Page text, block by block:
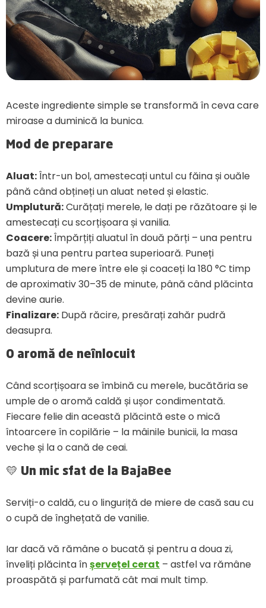
Aceste ingrediente simple se transformă în ceva care
miroase a duminică la bunica.
Mod de preparare
Aluat:Într-un bol, amestecați untul cu făina și ouăle
până când obțineți un aluat neted și elastic.
Umplutură:Curățați merele, le dați pe răzătoare și le
amestecați cu scorțișoara și vanilia.
Coacere:Împărțiți aluatul în două părți – una pentru
bază și una pentru partea superioară. Puneți
umplutura de mere între ele și coaceți la 180 °C timp
de aproximativ 30–35 de minute, până când plăcinta
devine aurie.
Finalizare: După răcire, presărați zahăr pudră
deasupra.
O aromă de neînlocuit
Când scorțișoara se îmbină cu merele, bucătăria se
umple de o aromă caldă și ușor condimentată.
Fiecare felie din această plăcintă este o mică
întoarcere în copilărie – la mâinile bunicii, la masa
veche și la o cană de ceai.
💛 Un mic sfat de la BajaBee
Serviți-o caldă, cu o linguriță de miere de casă sau cu
o cupă de înghețată de vanilie.
Iar dacă vă rămâne o bucată și pentru a doua zi,
înveliți plăcinta înșervețel cerat – astfel va rămâne
proaspătă și parfumată cât mai mult timp.